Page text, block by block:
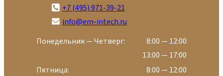
+7 (495) 971-39-21
info@em-intech.ru
Понедельник — Четверг:
8:00 — 12:00
13:00 — 17:00
Пятница:
8:00 — 12:00